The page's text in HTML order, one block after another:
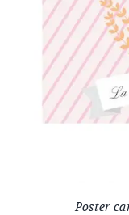
Poster